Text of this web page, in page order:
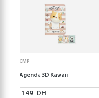
CMP
Agenda 3D Kawaii
149 DH